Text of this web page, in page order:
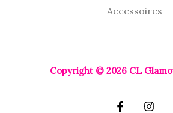
Accessoires
Copyright © 2026 CL